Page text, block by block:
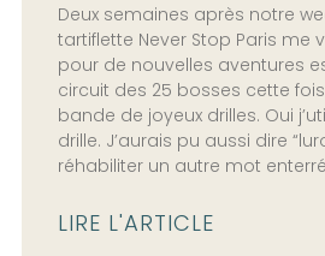
Deux semaines après notre
tartiflette Never Stop Paris me
pour de nouvelles aventures
circuit des 25 bosses cette
bande de joyeux drilles. Oui
drille. J’aurais pu aussi dire
réhabiliter un autre mot enterré
LIRE L'ARTICLE